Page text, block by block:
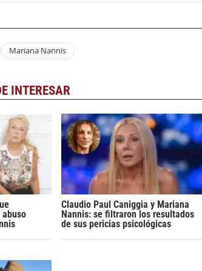
Mariana Nannis
INTERESAR
Claudio Paul Caniggia y Mariana
Nannis: se filtraron los resultados
de sus pericias psicológicas